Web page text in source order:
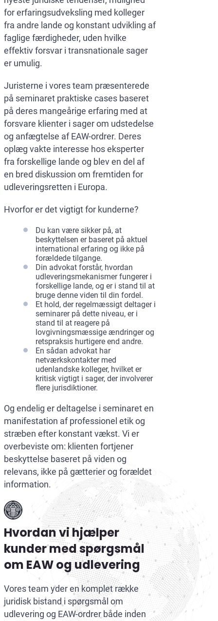
for erfaringsudveksling med kolleger
fra andre lande og konstant udvikling af
faglige færdigheder, uden hvilke
effektiv forsvar i transnationale sager
er umulig.
Juristerne i vores team præsenterede
på seminaret praktiske cases baseret
på deres mangeårige erfaring med at
forsvare klienter i sager om udstedelse
og anfægtelse af EAW-ordrer. Deres
oplæg vakte interesse hos eksperter
fra forskellige lande og blev en del af
en bred diskussion om fremtiden for
udleveringsretten i Europa.
Hvorfor er det vigtigt for kunderne?
Du kan være sikker på, at
beskyttelsen er baseret på aktuel
international erfaring og ikke på
forældede tilgange.
Din advokat forstår, hvordan
udleveringsmekanismer fungerer i
forskellige lande, og er i stand til at
bruge denne viden til din fordel.
Et hold, der regelmæssigt deltager i
seminarer på dette niveau, er i
stand til at reagere på
lovgivningsmæssige ændringer og
retspraksis hurtigere end andre.
En sådan advokat har
netværkskontakter med
udenlandske kolleger, hvilket er
kritisk vigtigt i sager, der involverer
flere jurisdiktioner.
Og endelig er deltagelse i seminaret en
manifestation af professionel etik og
stræben efter konstant vækst. Vi er
overbeviste om: klienten fortjener
beskyttelse baseret på viden og
relevans, ikke på gætterier og forældet
information.
Hvordan vi hjælper
kunder med spørgsmål
om EAW og udlevering
Vores team yder en komplet række
juridisk bistand i spørgsmål om
udlevering og EAW-ordrer både inden